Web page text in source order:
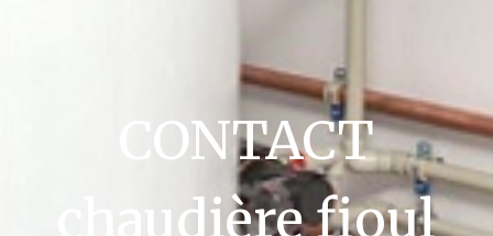
CONTACT
chaudière fioul